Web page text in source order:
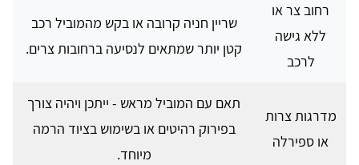
רחוב צר או
ללא גישה
לרכב
שריין חניה קרובה או בקש מהמוביל רכב
קטן יותר שמתאים לנסיעה ברחובות צרים.
מדרגות צרות
או ספירלה
תאם עם המוביל מראש - ייתכן ויהיה צורך
בפירוק רהיטים או בשימוש בציוד הרמה
מיוחד.